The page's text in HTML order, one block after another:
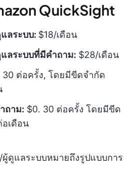
QuickSight
ลระบบ: $18/เดือน
ลระบบที่มีคำถาม: $28/เดือน
30 ต่อครั้ง, โดยมีขีดจำกัด
ถาม: $0. 30 ต่อครั้ง โดยมีขีด
เดือน
ดูแลระบบหมายถึงรูปแบบการ